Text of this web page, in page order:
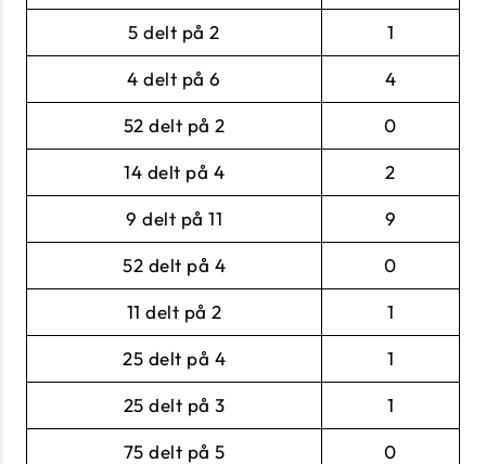
5 delt på 2 1
4 delt på 6 4
52 delt på 2 0
14 delt på 4 2
9 delt på 11 9
52 delt på 4 0
11 delt på 2 1
25 delt på 4 1
25 delt på 3 1
75 delt på 5 0